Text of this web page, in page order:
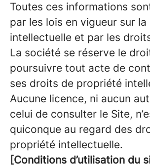
Toutes ces informations
par les lois en vigueur sur
intellectuelle et par les
La société se réserve le
poursuivre tout acte de
ses droits de propriété
Aucune licence, ni aucun
celui de consulter le Site,
quiconque au regard des
propriété intellectuelle.
[Conditions d’utilisation du